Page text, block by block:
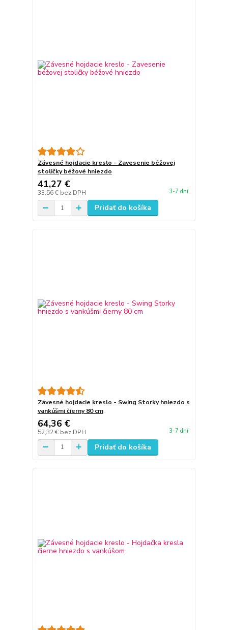
Závesné hojdacie kreslo - Zavesenie béžovej
stoličky béžové hniezdo
41,27 €
33,56 € bez DPH 3-7 dní
Pridať do košíka
Závesné hojdacie kreslo - Swing Storky hniezdo s
vankúšmi čierny 80 cm
64,36 €
52,32 € bez DPH 3-7 dní
Pridať do košíka